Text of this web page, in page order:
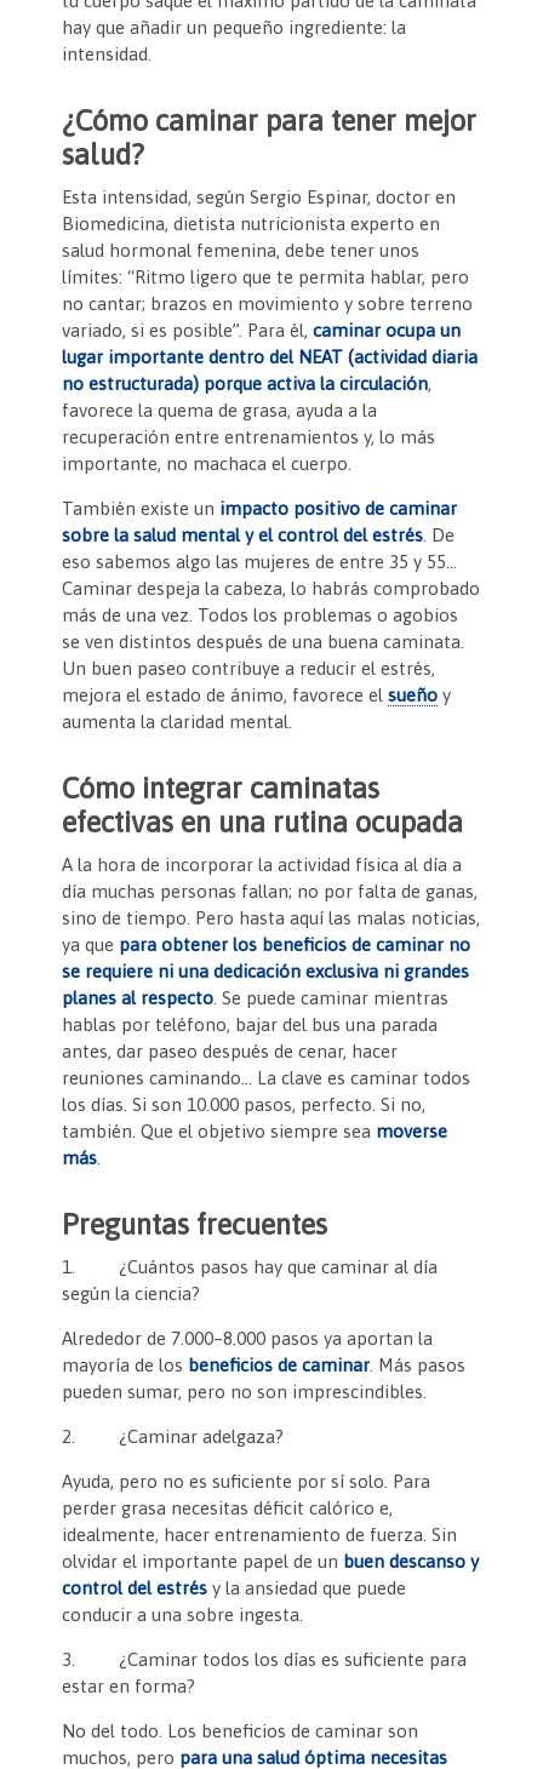
hay que añadir un pequeño ingrediente: la
intensidad.
¿Cómo caminar para tener mejor
salud?
Esta intensidad, según Sergio Espinar, doctor en
Biomedicina, dietista nutricionista experto en
salud hormonal femenina, debe tener unos
límites: “Ritmo ligero que te permita hablar, pero
no cantar; brazos en movimiento y sobre terreno
variado, si es posible”. Para él,caminar ocupa un
lugar importante dentro del NEAT (actividad diaria
no estructurada) porque activa la circulación,
favorece la quema de grasa, ayuda a la
recuperación entre entrenamientos y, lo más
importante, no machaca el cuerpo.
También existe un impacto positivo de caminar
sobre la salud mental y el control del estrés . De
eso sabemos algo las mujeres de entre 35 y 55…
Caminar despeja la cabeza, lo habrás comprobado
más de una vez. Todos los problemas o agobios
se ven distintos después de una buena caminata.
Un buen paseo contribuye a reducir el estrés,
mejora el estado de ánimo, favorece elsueño y
aumenta la claridad mental.
Cómo integrar caminatas
efectivas en una rutina ocupada
A la hora de incorporar la actividad física al día a
día muchas personas fallan; no por falta de ganas,
sino de tiempo. Pero hasta aquí las malas noticias,
ya que para obtener los beneficios de caminar no
se requiere ni una dedicación exclusiva ni grandes
planes al respecto . Se puede caminar mientras
hablas por teléfono, bajar del bus una parada
antes, dar paseo después de cenar, hacer
reuniones caminando… La clave es caminar todos
los días. Si son 10.000 pasos, perfecto. Si no,
también. Que el objetivo siempre sea moverse
más
Preguntas frecuentes
1. ¿Cuántos pasos hay que caminar al día
según la ciencia?
Alrededor de 7.000–8.000 pasos ya aportan la
mayoría de los beneficios de caminar. Más pasos
pueden sumar, pero no son imprescindibles.
2. ¿Caminar adelgaza?
Ayuda, pero no es suficiente por sí solo. Para
perder grasa necesitas déficit calórico e,
idealmente, hacer entrenamiento de fuerza. Sin
olvidar el importante papel de un buen descanso y
control del estrés y la ansiedad que puede
conducir a una sobre ingesta.
3. ¿Caminar todos los días es suficiente para
estar en forma?
No del todo. Los beneficios de caminar son
muchos, pero para una salud óptima necesitas